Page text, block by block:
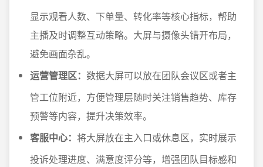
显示观看人数、下单量、转化率等核心指标，帮助
主播及时调整互动策略。大屏与摄像头错开布局，
避免画面杂乱。
运营管理区： 数据大屏可以放在团队会议区或者主
管工位附近，方便管理层随时关注销售趋势、库存
预警等内容，提升决策效率。
客服中心： 将大屏放在主入口或休息区，实时展示
投诉处理进度、满意度评分等，增强团队目标感和